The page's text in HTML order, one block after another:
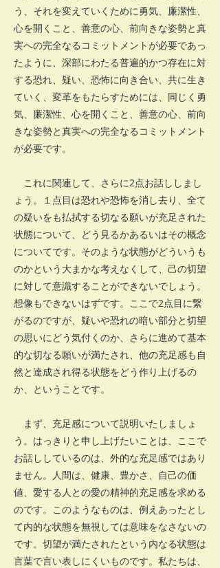
う、それを変えていくために勇気、廉潔性、
心を開くこと、善意の心、前向きな姿勢と真
実への完全なるコミットメントが必要であっ
たように、深部にわたる普遍的かつ存在に対
する恐れ、疑い、恐怖に向き合い、共に生き
ていく、変革をもたらすためには、同じく勇
気、廉潔性、心を開くこと、善意の心、前向
きな姿勢と真実への完全なるコミットメント
が必要です。
これに関連して、さらに2点お話ししまし
ょう。１点目は恐れや恐怖を消し去り、全て
の疑いをも払拭する切なる願いが充足された
状態について、どう見るかあるいはその概念
についてです。そのような状態がどういうも
のかという大まかな考えなくして、己の切望
に対して意識することができないでしょう。
想像もできないはずです。ここで2点目に繋
がるのですが、疑いや恐れの暗い部分と切望
の思いにどう気付くのか、さらに進めて基本
的な切なる願いが満たされ、他の充足感も自
然と達成され得る状態をどう作り上げるの
か、ということです。
まず、充足感について説明いたしましょ
う。はっきりと申し上げたいことは、ここで
お話ししているのは、外的な充足感ではあり
ません。人間は、健康、豊かさ、自己の価
値、愛する人との愛の精神的充足感を求める
のです。このようなものは、例えあったとし
て内的な状態を無視しては意味をなさないの
です。切望が満たされたという内なる状態は
言葉で言い表しにくいものです。私たちは、